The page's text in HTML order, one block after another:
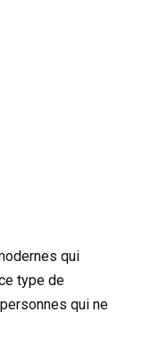
qui
type de
qui ne